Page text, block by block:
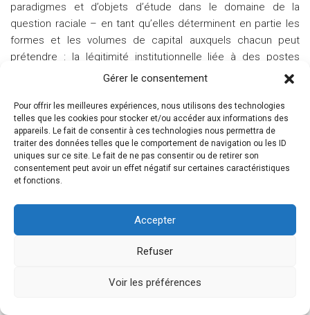
Gérer le consentement
Pour offrir les meilleures expériences, nous utilisons des technologies
telles que les cookies pour stocker et/ou accéder aux informations des
appareils. Le fait de consentir à ces technologies nous permettra de
traiter des données telles que le comportement de navigation ou les ID
uniques sur ce site. Le fait de ne pas consentir ou de retirer son
consentement peut avoir un effet négatif sur certaines caractéristiques
et fonctions.
Accepter
Refuser
Voir les préférences
paradigmes et d’objets d’étude dans le domaine de la
question raciale – en tant qu’elles déterminent en partie les
formes et les volumes de capital auxquels chacun peut
prétendre : la légitimité institutionnelle liée à des postes
universitaires élevés dans des institutions reconnues
conférences dans une université de province), la légitimité
académique liée à la publication dans de grandes revues,
mais aussi l’audience publique, médiatique et politique. Les
positions dominantes du sous-champ sont largement
caractérisées par un fort accès aux moyens de diffusion
scientifiques ou généralistes, d’essais dans des maisons
d’édition prestigieuses ou de tribunes dans de grands
quotidiens nationaux. L’importance de ces variables dans la
structuration du champ est sans doute le signe de sa faible
du graphique de profils très différents : des directeur·rice·s